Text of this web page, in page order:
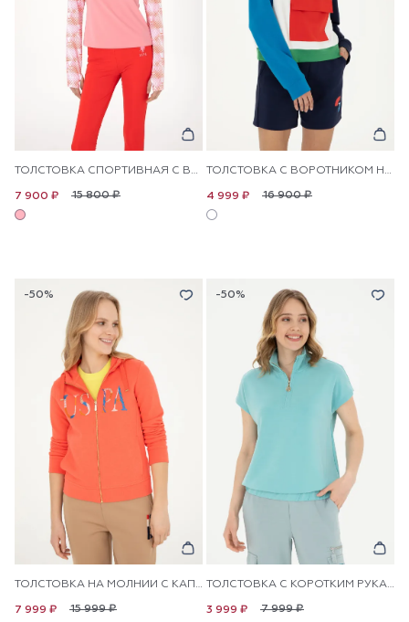
ТОЛСТОВКА СПОРТИВНАЯ С ВОРОТНИКОМ НА МОЛНИИ
15 800 ₽
7 900 ₽
ТОЛСТОВКА С ВОРОТНИКОМ НА МОЛНИИ И КАРМАНОМ
16 900 ₽
4 999 ₽
-50%
ТОЛСТОВКА НА МОЛНИИ С КАПЮШОНОМ
15 999 ₽
7 999 ₽
-50%
ТОЛСТОВКА С КОРОТКИМ РУКАВОМ БЕЗ КАПЮШОНА
7 999 ₽
3 999 ₽